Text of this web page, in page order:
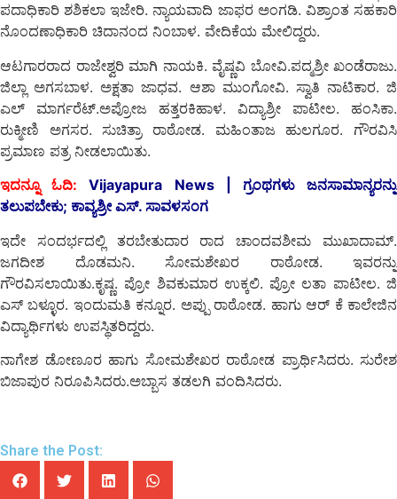
ಪದಾಧಿಕಾರಿ ಶಶಿಕಲಾ ಇಜೇರಿ. ನ್ಯಾಯವಾದಿ ಜಾಫರ ಅಂಗಡಿ. ವಿಶ್ರಾಂತ ಸಹಕಾರಿ
ನೊಂದಣಾಧಿಕಾರಿ ಚಿದಾನಂದ ನಿಂಬಾಳ. ವೇದಿಕೆಯ ಮೇಲಿದ್ದರು.
ಆಟಗಾರರಾದ ರಾಜೇಶ್ವರಿ ಮಾಗಿ ನಾಯಕಿ. ವೈಷ್ಣವಿ ಬೋವಿ.ಪದ್ಮಶ್ರೀ ಖಂಡೆರಾಜು.
ಜಿಲ್ಲಾ ಅಗಸಬಾಳ. ಅಕ್ಷತಾ ಜಾಧವ. ಆಶಾ ಮುಂಗೋವಿ. ಸ್ವಾತಿ ನಾಟಿಕಾರ. ಜಿ
ಎಲ್ ಮಾರ್ಗರೆಟ್.ಅಪ್ರೋಜ ಹತ್ತರಕಿಹಾಳ. ವಿದ್ಯಾಶ್ರೀ ಪಾಟೀಲ. ಹಂಸಿಕಾ.
ರುಕ್ಮೀಣಿ ಅಗಸರ. ಸುಚಿತ್ರಾ ರಾಠೋಡ. ಮಹಿಂತಾಜ ಹುಲಗೂರ. ಗೌರವಿಸಿ
ಪ್ರಮಾಣ ಪತ್ರ ನೀಡಲಾಯಿತು.
ಇದನ್ನೂ ಓದಿ:Vijayapura News | ಗ್ರಂಥಗಳು ಜನಸಾಮಾನ್ಯರನ್ನು
ತಲುಪಬೇಕು; ಕಾವ್ಯಶ್ರೀ ಎಸ್. ಸಾವಳಸಂಗ
ಇದೇ ಸಂದರ್ಭದಲ್ಲಿ ತರಬೇತುದಾರ ರಾದ ಚಾಂದವಶೀಮ ಮುಖಾದಾಮ್.
ಜಗದೀಶ ದೊಡಮನಿ. ಸೋಮಶೇಖರ ರಾಠೋಡ. ಇವರನ್ನು
ಗೌರವಿಸಲಾಯಿತು.ಕೃಷ್ಣ. ಪ್ರೋ ಶಿವಕುಮಾರ ಉಕ್ಕಲಿ. ಪ್ರೋ ಲತಾ ಪಾಟೀಲ. ಜಿ
ಎಸ್ ಬಳ್ಳೂರ. ಇಂದುಮತಿ ಕನ್ನೂರ. ಅಪ್ಪು ರಾಠೋಡ. ಹಾಗು ಆರ್ ಕೆ ಕಾಲೇಜಿನ
ವಿದ್ಯಾರ್ಥಿಗಳು ಉಪಸ್ಥಿತರಿದ್ದರು.
ನಾಗೇಶ ಡೋಣೂರ ಹಾಗು ಸೋಮಶೇಖರ ರಾಠೋಡ ಪ್ರಾರ್ಥಿಸಿದರು. ಸುರೇಶ
ಬಿಜಾಪುರ ನಿರೂಪಿಸಿದರು.ಅಬ್ಬಾಸ ತಡಲಗಿ ವಂದಿಸಿದರು.
Share the Post: